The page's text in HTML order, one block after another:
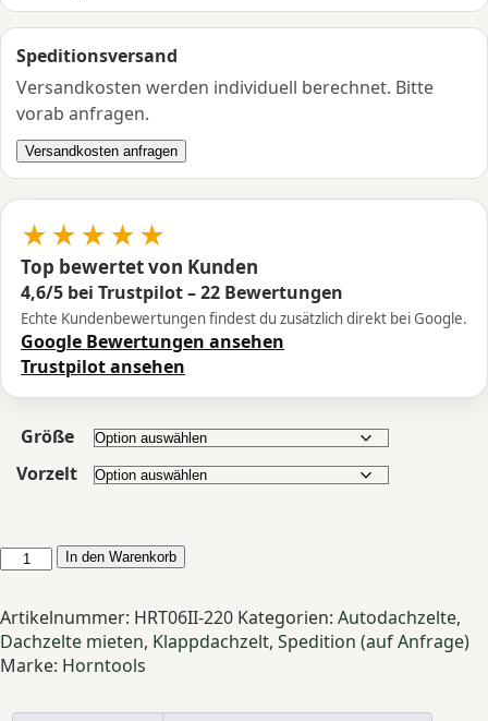
Speditionsversand
Versandkosten werden individuell berechnet. Bitte
vorab anfragen.
Versandkosten anfragen
★★★★★
Top bewertet von Kunden
4,6/5 bei Trustpilot – 22 Bewertungen
Echte Kundenbewertungen findest du zusätzlich direkt bei Google.
Google Bewertungen ansehen
Trustpilot ansehen
Größe
Vorzelt
Horntools
II
Ocean
Dachzelt
In den Warenkorb
Artikelnummer: HRT06II-220 Kategorien: Autodachzelte,
Dachzelte mieten, Klappdachzelt, Spedition (auf Anfrage)
Marke: Horntools